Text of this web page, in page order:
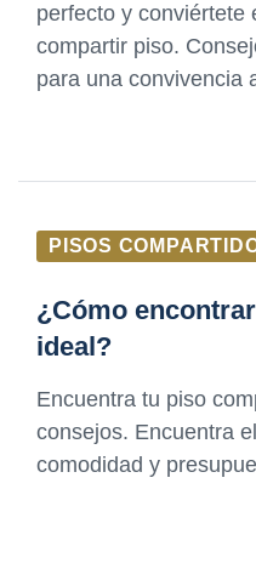
perfecto y conviértete
compartir piso.
para una convivencia
PISOS
¿Cómo
ideal?
Encuentra tu piso
consejos. Encuentra
comodidad y